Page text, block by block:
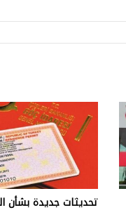
تحديثات جديدة بشأن